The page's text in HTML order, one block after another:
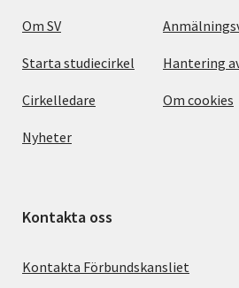
Om SV
Starta studiecirkel
Cirkelledare
Nyheter
Hantering
Om cookies
Kontakta oss
Kontakta Förbundskansliet